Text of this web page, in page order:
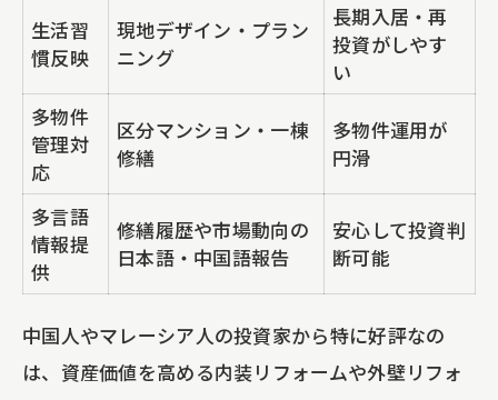
生活習
慣反映
現地デザイン・プラン
ニング
長期入居・再
投資がしやす
い
多物件
管理対
応
区分マンション・一棟
修繕
多物件運用が
円滑
多言語
情報提
供
修繕履歴や市場動向の
日本語・中国語報告
安心して投資判
断可能
中国人やマレーシア人の投資家から特に好評なの
は、資産価値を高める内装リフォームや外壁リフォ